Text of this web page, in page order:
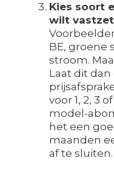
Kies soort
wilt
BE, groene
stroom.
Laat dit
voor 1, 2, 3
model-
het een
maanden
af te sluiten.